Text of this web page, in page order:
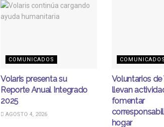
COMUNICADOS
Volaris presenta su
Reporte Anual Integrado
2025
AGOSTO 4, 2026
COMUNICADOS
Voluntarios
llevan
fomentar
hogar